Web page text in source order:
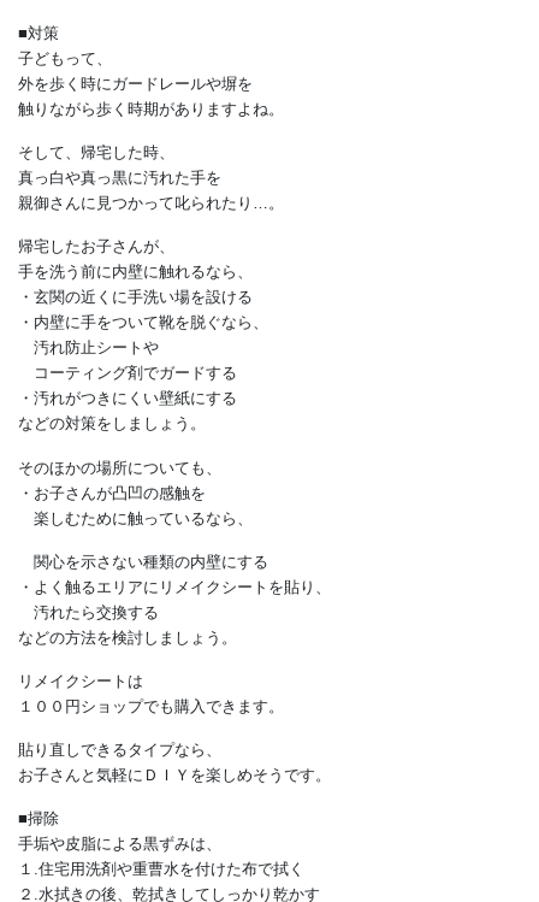
・転倒や転落を防ぐため
・壁たて伏せなどの運動をするため
・壁紙に触れながら歩くのが楽しいから
それぞれの理由が見えてきます。
■対策
外を歩く時にガードレールや塀を
触りながら歩く時期がありますよね。
そして、帰宅した時、
真っ白や真っ黒に汚れた手を
親御さんに見つかって叱られたり…。
手を洗う前に内壁に触れるなら、
・玄関の近くに手洗い場を設ける
・内壁に手をついて靴を脱ぐなら、
汚れ防止シートや
コーティング剤でガードする
・汚れがつきにくい壁紙にする
などの対策をしましょう。
そのほかの場所についても、
・お子さんが凸凹の感触を
楽しむために触っているなら、
関心を示さない種類の内壁にする
・よく触るエリアにリメイクシートを貼り、
汚れたら交換する
などの方法を検討しましょう。